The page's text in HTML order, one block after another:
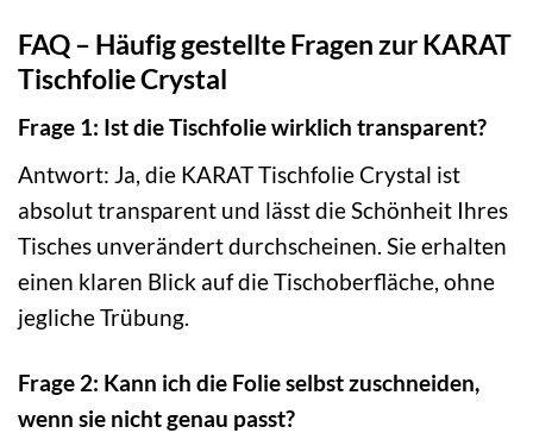
FAQ – Häufig gestellte Fragen zur KARAT
Tischfolie Crystal
Frage 1: Ist die Tischfolie wirklich transparent?
Antwort: Ja, die KARAT Tischfolie Crystal ist
absolut transparent und lässt die Schönheit Ihres
Tisches unverändert durchscheinen. Sie erhalten
einen klaren Blick auf die Tischoberfläche, ohne
jegliche Trübung.
Frage 2: Kann ich die Folie selbst zuschneiden,
wenn sie nicht genau passt?